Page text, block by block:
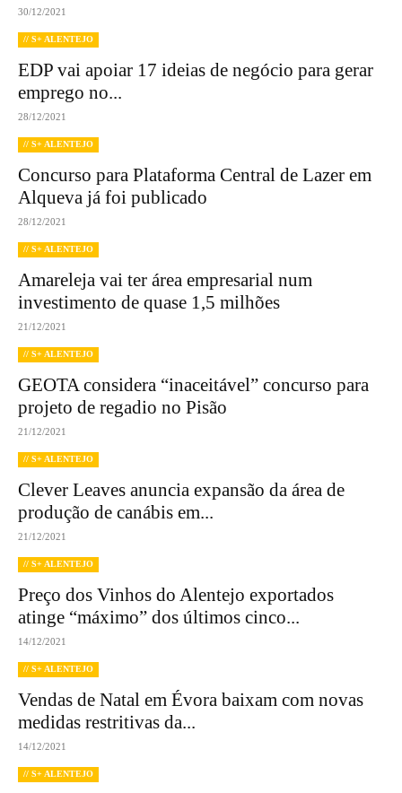
30/12/2021
// S+ ALENTEJO
EDP vai apoiar 17 ideias de negócio para gerar
emprego no...
28/12/2021
// S+ ALENTEJO
Concurso para Plataforma Central de Lazer em
Alqueva já foi publicado
28/12/2021
// S+ ALENTEJO
Amareleja vai ter área empresarial num
investimento de quase 1,5 milhões
21/12/2021
// S+ ALENTEJO
GEOTA considera “inaceitável” concurso para
projeto de regadio no Pisão
21/12/2021
// S+ ALENTEJO
Clever Leaves anuncia expansão da área de
produção de canábis em...
21/12/2021
// S+ ALENTEJO
Preço dos Vinhos do Alentejo exportados
atinge “máximo” dos últimos cinco...
14/12/2021
// S+ ALENTEJO
Vendas de Natal em Évora baixam com novas
medidas restritivas da...
14/12/2021
// S+ ALENTEJO